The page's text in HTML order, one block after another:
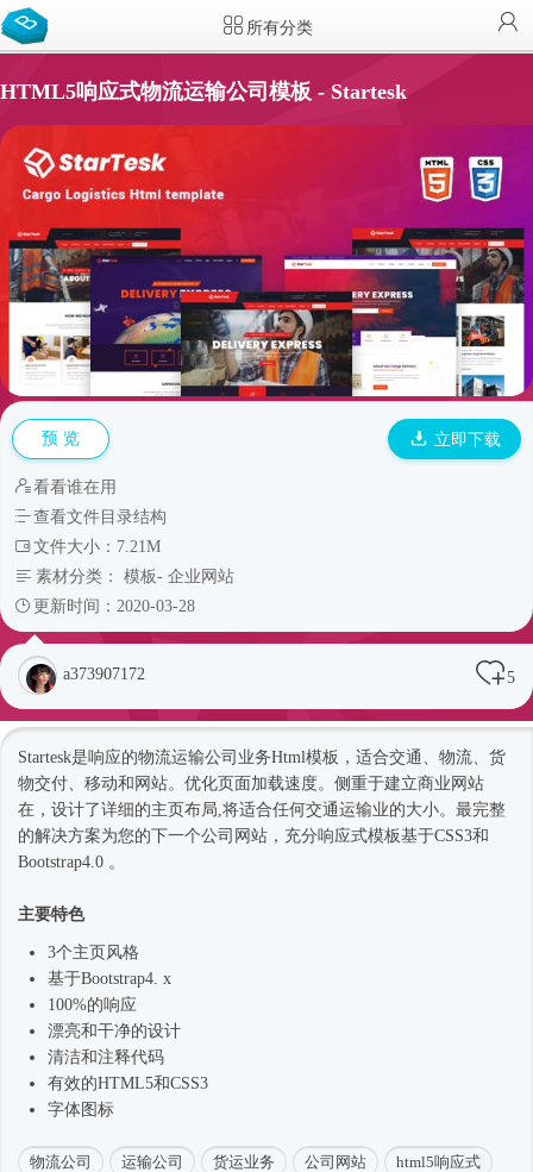
所有分类
HTML5响应式物流运输公司模板 - Startesk
预 览 立即下载
看看谁在用
查看文件目录结构
文件大小：7.21M
素材分类： 模板- 企业网站
更新时间：2020-03-28
a373907172 5
Startesk是响应的物流运输公司业务Html模板 ，适合交通、物流、货
物交付、移动和网站。优化页面加载速度。侧重于建立商业网站
在，设计了详细的主页布局,将适合任何交通运输业的大小。最完整
的解决方案为您的下一个公司网站 ，充分响应式模板基于CSS3和
Bootstrap4 .0 。
主要特色
3个主页风格
基于Bootstrap4 . x
100%的响应
漂亮和干净的设计
清洁和注释代码
有效的HTML5和CSS3
字体图标
物流公司 运输公司 货运业务 公司网站 html5响应式